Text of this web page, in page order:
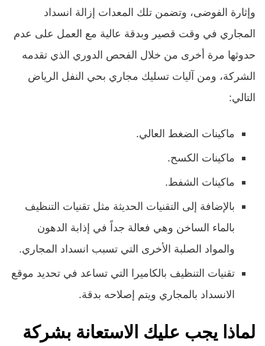
وإثارة الفوضى، وتضمن تلك المعدات إزالة انسداد
المجاري في وقت قصير وبدقة عالية مع العمل على عدم
حدوثها مرة أخرى من خلال الفحص الدوري الذي تقدمه
الشركة، ومن آليات تسليك مجاري بحي النفل الرياض
التالي:
ماكينات الضغط العالي.
ماكينات الكسح.
ماكينات الشفط.
بالإضافة إلى التقنيات الحديثة مثل تقنيات التنظيف
بالماء الساخن وهي فعالة جداً في إذابة الدهون
والمواد الصلبة الأخرى التي تسبب انسداد المجاري.
تقنيات التنظيف بالكاميرا التي تساعد في تحديد موقع
الانسداد بالمجاري ويتم إصلاحه بدقة.
لماذا يجب عليك الاستعانة بشركة